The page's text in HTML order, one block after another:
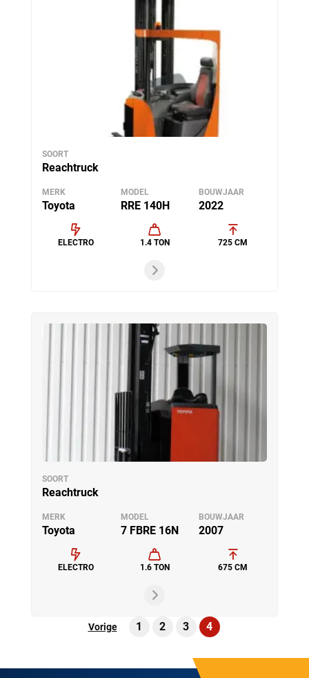
SOORT
Reachtruck
MERK
Toyota
MODEL
RRE 140H
BOUWJAAR
2022
ELECTRO 1.4 TON 725 CM
SOORT
Reachtruck
MERK
Toyota
MODEL
7 FBRE 16N
BOUWJAAR
2007
ELECTRO 1.6 TON 675 CM
Vorige 1 2 3 4